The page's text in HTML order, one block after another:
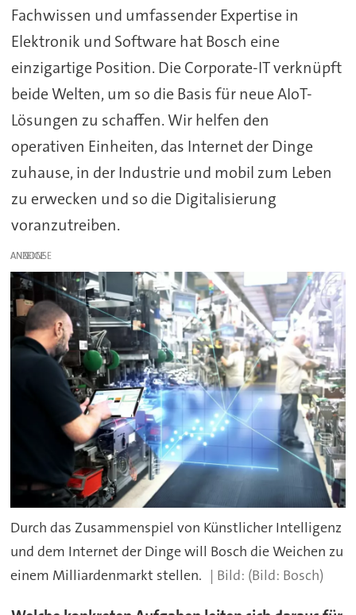
Fachwissen und umfassender Expertise in
Elektronik und Software hat Bosch eine
einzigartige Position. Die Corporate-IT verknüpft
beide Welten, um so die Basis für neue AIoT-
Lösungen zu schaffen. Wir helfen den
operativen Einheiten, das Internet der Dinge
zuhause, in der Industrie und mobil zum Leben
zu erwecken und so die Digitalisierung
voranzutreiben.
ANZEIGE
Durch das Zusammenspiel von Künstlicher Intelligenz
und dem Internet der Dinge will Bosch die Weichen zu
einem Milliardenmarkt stellen.
(Bild: Bosch)